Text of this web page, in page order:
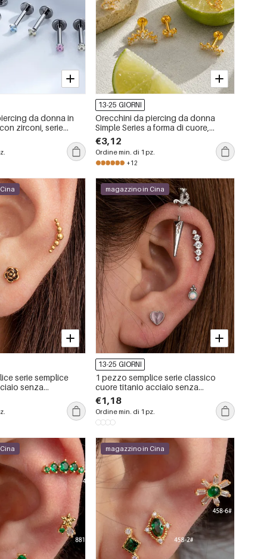
da donna in
zirconi, serie
geometrica.
13-25 GIORNI
Orecchini da piercing da donna
Simple Series a forma di cuore,
fiocco, farfalla, in lega di titanio color
oro con zirconi.
€3,12
Ordine min. di 1 pz.
+12
serie semplice
senza
orecchini da
magazzino in Cina
13-25 GIORNI
1 pezzo semplice serie classico
cuore titanio acciaio senza
placcatura materiale zircone
orecchini da donna piercing
€1,18
Ordine min. di 1 pz.
magazzino in Cina